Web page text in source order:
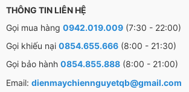
Tiện ích
– Có trang bị khoá cửa tủ nên có thể
cần thiết tránh mất trộm và tránh tình
nghịch phá.
– Lỗ thoát nước sẽ giúp dễ dàng hơn
THÔNG TIN LIÊN HỆ
Gọi mua hàng 0942.019.009 (7:30 - 22:00)
Gọi khiếu nại 0854.655.666 (8:00 - 21:30)
Gọi bảo hành 0854.855.888 (8:00 - 21:00)
Email: dienmaychiennguyetqb@gmail.com